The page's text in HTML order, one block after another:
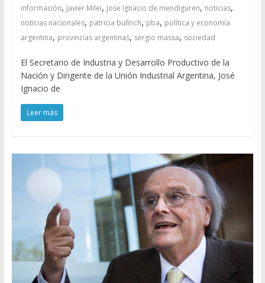
información, Javier Milei, Jose Ignacio de mendiguren, noticias,
noticias nacionales, patricia bullrich, pba, política y economía
argentina, provincias argentinas, sergio massa, sociedad
El Secretario de Industria y Desarrollo Productivo de la
Nación y Dirigente de la Unión Industrial Argentina, José
Ignacio de
Leer más